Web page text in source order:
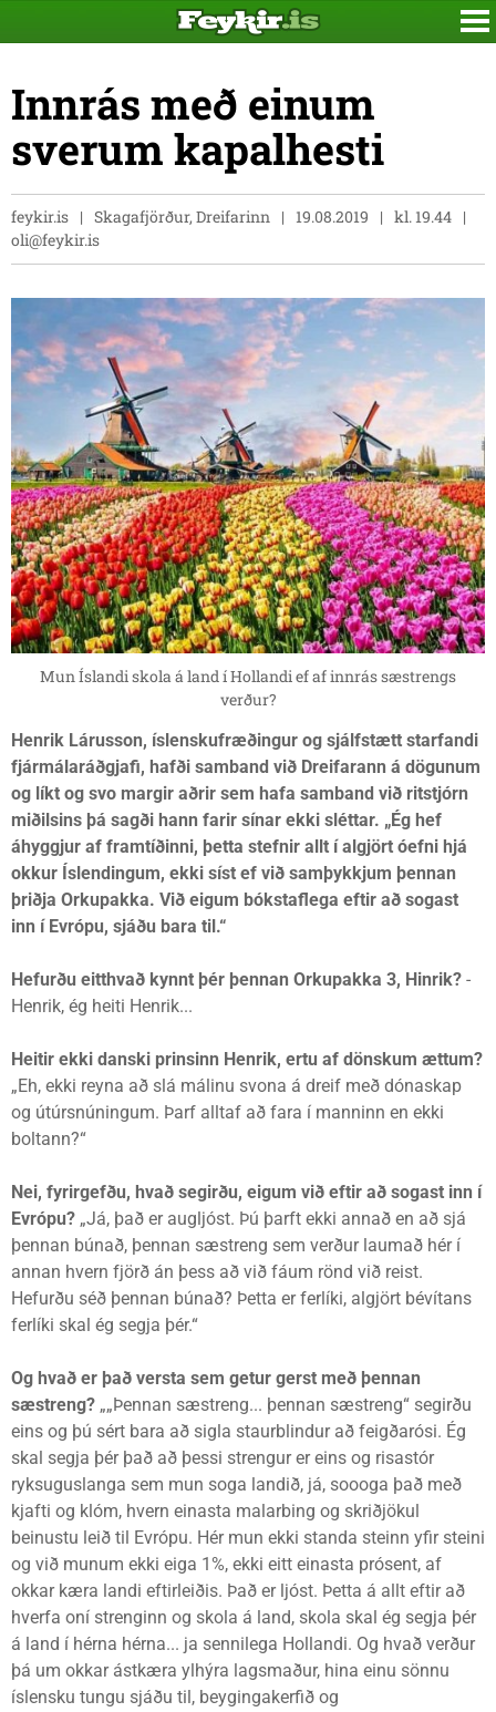
Innrás með einum
sverum kapalhesti
feykir.is Skagafjörður, Dreifarinn 19.08.2019
kl. 19.44
oli@feykir.is
Mun Íslandi skola á land í Hollandi ef af innrás sæstrengs
verður?
Henrik Lárusson, íslenskufræðingur og sjálfstætt starfandi
fjármálaráðgjafi, hafði samband við Dreifarann á dögunum
og líkt og svo margir aðrir sem hafa samband við ritstjórn
miðilsins þá sagði hann farir sínar ekki sléttar. „Ég hef
áhyggjur af framtíðinni, þetta stefnir allt í algjört óefni hjá
okkur Íslendingum, ekki síst ef við samþykkjum þennan
þriðja Orkupakka. Við eigum bókstaflega eftir að sogast
inn í Evrópu, sjáðu bara til.“
Hefurðu eitthvað kynnt þér þennan Orkupakka 3, Hinrik? -
Henrik, ég heiti Henrik...
Heitir ekki danski prinsinn Henrik, ertu af dönskum ættum?
„Eh, ekki reyna að slá málinu svona á dreif með dónaskap
og útúrsnúningum. Þarf alltaf að fara í manninn en ekki
boltann?“
Nei, fyrirgefðu, hvað segirðu, eigum við eftir að sogast inn í
Evrópu? „Já, það er augljóst. Þú þarft ekki annað en að sjá
þennan búnað, þennan sæstreng sem verður laumað hér í
annan hvern fjörð án þess að við fáum rönd við reist.
Hefurðu séð þennan búnað? Þetta er ferlíki, algjört bévítans
ferlíki skal ég segja þér.“
Og hvað er það versta sem getur gerst með þennan
sæstreng? „„Þennan sæstreng... þennan sæstreng“ segirðu
eins og þú sért bara að sigla staurblindur að feigðarósi. Ég
skal segja þér það að þessi strengur er eins og risastór
ryksuguslanga sem mun soga landið, já, soooga það með
kjafti og klóm, hvern einasta malarbing og skriðjökul
beinustu leið til Evrópu. Hér mun ekki standa steinn yfir steini
og við munum ekki eiga 1%, ekki eitt einasta prósent, af
okkar kæra landi eftirleiðis. Það er ljóst. Þetta á allt eftir að
hverfa oní strenginn og skola á land, skola skal ég segja þér
á land í hérna hérna... ja sennilega Hollandi. Og hvað verður
þá um okkar ástkæra ylhýra lagsmaður, hina einu sönnu
íslensku tungu sjáðu til, beygingakerfið og